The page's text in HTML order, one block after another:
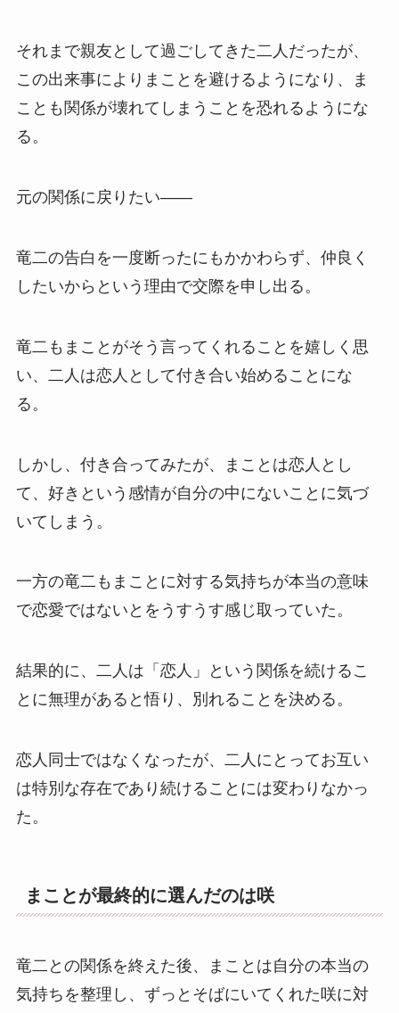
それまで親友として過ごしてきた二人だったが、
この出来事によりまことを避けるようになり、ま
ことも関係が壊れてしまうことを恐れるようにな
る。
元の関係に戻りたい――
竜二の告白を一度断ったにもかかわらず、仲良く
したいからという理由で交際を申し出る。
竜二もまことがそう言ってくれることを嬉しく思
い、二人は恋人として付き合い始めることにな
る。
しかし、付き合ってみたが、まことは恋人とし
て、好きという感情が自分の中にないことに気づ
いてしまう。
一方の竜二もまことに対する気持ちが本当の意味
で恋愛ではないとをうすうす感じ取っていた。
結果的に、二人は「恋人」という関係を続けるこ
とに無理があると悟り、別れることを決める。
恋人同士ではなくなったが、二人にとってお互い
は特別な存在であり続けることには変わりなかっ
た。
まことが最終的に選んだのは咲
竜二との関係を終えた後、まことは自分の本当の
気持ちを整理し、ずっとそばにいてくれた咲に対